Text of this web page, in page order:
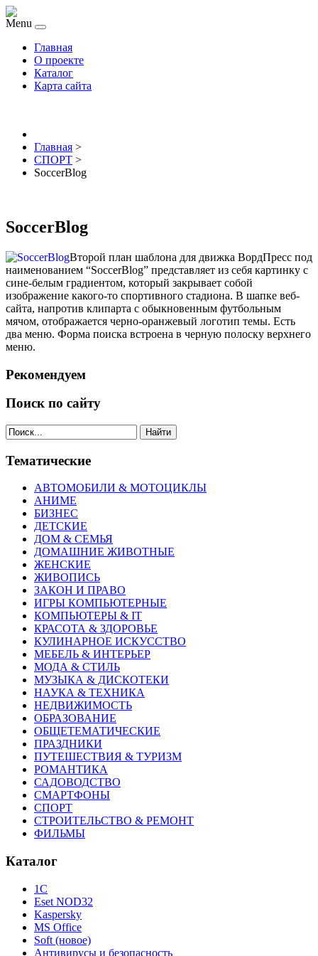
Menu
Главная
О проекте
Каталог
Карта сайта
Главная >
СПОРТ >
SoccerBlog
SoccerBlog
Второй план шаблона для движка ВордПресс под
наименованием “SoccerBlog” представляет из себя картинку с
сине-белым градиентом, который закрывает собой
изображение какого-то спортивного стадиона. В шапке веб-
сайта, напротив клипарта с обыкновенным футбольным
мячом, отображается черно-оранжевый логотип темы. Есть
два меню. Форма поиска встроена в черную полоску верхнего
меню.
Рекомендуем
Поиск по сайту
Найти
Тематические
АВТОМОБИЛИ & МОТОЦИКЛЫ
АНИМЕ
БИЗНЕС
ДЕТСКИЕ
ДОМ & СЕМЬЯ
ДОМАШНИЕ ЖИВОТНЫЕ
ЖЕНСКИЕ
ЖИВОПИСЬ
ЗАКОН И ПРАВО
ИГРЫ КОМПЬЮТЕРНЫЕ
КОМПЬЮТЕРЫ & IT
КРАСОТА & ЗДОРОВЬЕ
КУЛИНАРНОЕ ИСКУССТВО
МЕБЕЛЬ & ИНТЕРЬЕР
МОДА & СТИЛЬ
МУЗЫКА & ДИСКОТЕКИ
НАУКА & ТЕХНИКА
НЕДВИЖИМОСТЬ
ОБРАЗОВАНИЕ
ОБЩЕТЕМАТИЧЕСКИЕ
ПРАЗДНИКИ
ПУТЕШЕСТВИЯ & ТУРИЗМ
РОМАНТИКА
САДОВОДСТВО
СМАРТФОНЫ
СПОРТ
СТРОИТЕЛЬСТВО & РЕМОНТ
ФИЛЬМЫ
Каталог
1С
Eset NOD32
Kaspersky
MS Office
Soft (новое)
Антивирусы и безопасность